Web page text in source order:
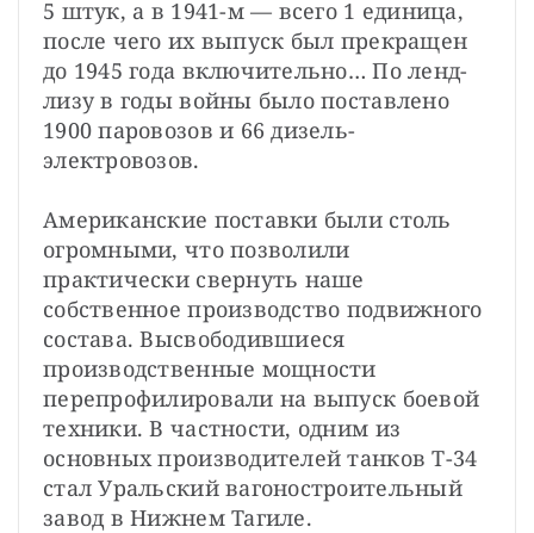
5 штук, а в 1941-м — всего 1 единица,
после чего их выпуск был прекращен
до 1945 года включительно… По ленд-
лизу в годы войны было поставлено
1900 паровозов и 66 дизель-
электровозов.
Американские поставки были столь
огромными, что позволили
практически свернуть наше
собственное производство подвижного
состава. Высвободившиеся
производственные мощности
перепрофилировали на выпуск боевой
техники. В частности, одним из
основных производителей танков Т-34
стал Уральский вагоностроительный
завод в Нижнем Тагиле.